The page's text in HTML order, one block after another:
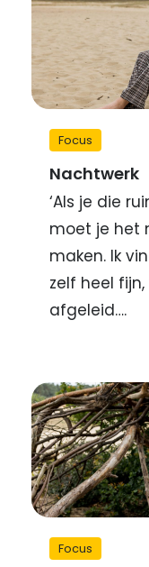
Focus
Nachtwerk
‘Als je die
moet je het
maken. Ik
zelf heel
afgeleid….
Focus